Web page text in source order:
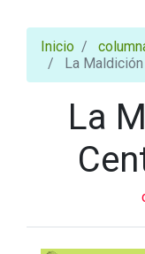
Inicio
La
La